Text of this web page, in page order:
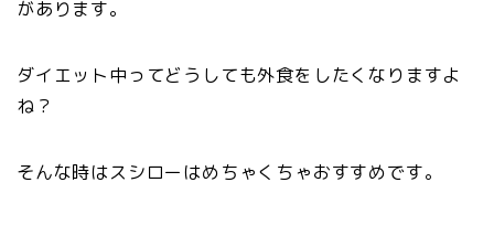
があります。
ダイエット中ってどうしても外食をしたくなりますよ
ね？
そんな時はスシローはめちゃくちゃおすすめです。